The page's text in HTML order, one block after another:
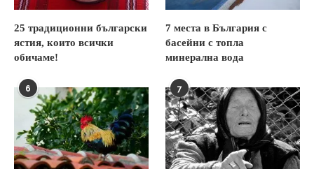
25 традиционни български
ястия, които всички
обичаме!
7 места в България с
басейни с топла
минерална вода
6 7